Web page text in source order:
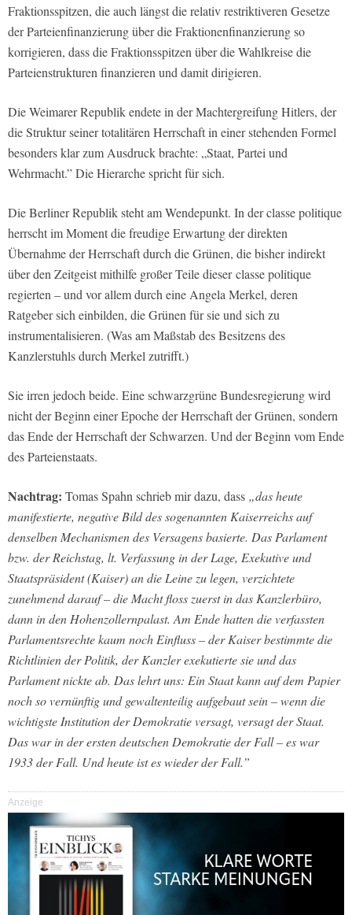
Fraktionsspitzen, die auch längst die relativ restriktiveren Gesetze
der Parteienfinanzierung über die Fraktionenfinanzierung so
korrigieren, dass die Fraktionsspitzen über die Wahlkreise die
Parteienstrukturen finanzieren und damit dirigieren.
Die Weimarer Republik endete in der Machtergreifung Hitlers, der
die Struktur seiner totalitären Herrschaft in einer stehenden Formel
besonders klar zum Ausdruck brachte: „Staat, Partei und
Wehrmacht.” Die Hierarche spricht für sich.
Die Berliner Republik steht am Wendepunkt. In der classe politique
herrscht im Moment die freudige Erwartung der direkten
Übernahme der Herrschaft durch die Grünen, die bisher indirekt
über den Zeitgeist mithilfe großer Teile dieser classe politique
regierten – und vor allem durch eine Angela Merkel, deren
Ratgeber sich einbilden, die Grünen für sie und sich zu
instrumentalisieren. (Was am Maßstab des Besitzens des
Kanzlerstuhls durch Merkel zutrifft.)
Sie irren jedoch beide. Eine schwarzgrüne Bundesregierung wird
nicht der Beginn einer Epoche der Herrschaft der Grünen, sondern
das Ende der Herrschaft der Schwarzen. Und der Beginn vom Ende
des Parteienstaats.
Nachtrag: Tomas Spahn schrieb mir dazu, dass „das heute
manifestierte, negative Bild des sogenannten Kaiserreichs auf
denselben Mechanismen des Versagens basierte. Das Parlament
bzw. der Reichstag, lt. Verfassung in der Lage, Exekutive und
Staatspräsident (Kaiser) an die Leine zu legen, verzichtete
zunehmend darauf – die Macht floss zuerst in das Kanzlerbüro,
dann in den Hohenzollernpalast. Am Ende hatten die verfassten
Parlamentsrechte kaum noch Einfluss – der Kaiser bestimmte die
Richtlinien der Politik, der Kanzler exekutierte sie und das
Parlament nickte ab. Das lehrt uns: Ein Staat kann auf dem Papier
noch so vernünftig und gewaltenteilig aufgebaut sein – wenn die
wichtigste Institution der Demokratie versagt, versagt der Staat.
Das war in der ersten deutschen Demokratie der Fall – es war
1933 der Fall. Und heute ist es wieder der Fall.”
Anzeige